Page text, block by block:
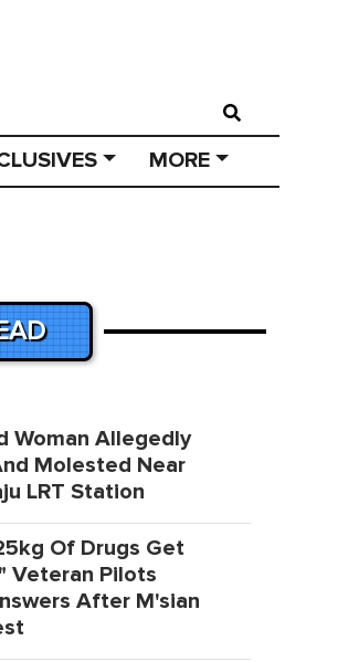
MORE
Woman Allegedly
Molested Near
LRT Station
Of Drugs Get
Veteran Pilots
After M'sian